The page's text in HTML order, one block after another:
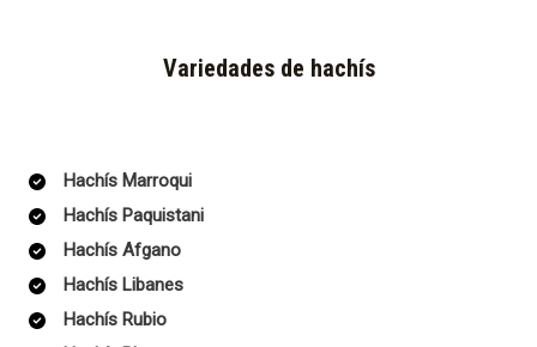
Variedades de hachís
Hachís Marroqui
Hachís Paquistani
Hachís Afgano
Hachís Libanes
Hachís Rubio